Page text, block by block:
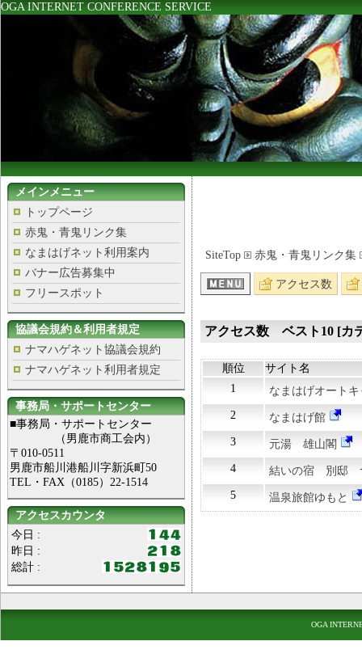
OGA INTERNET CONFERENCE SERVICE
メインメニュー
トップページ
赤鬼・青鬼リンク集
なまはげネット利用案内
バナー広告募集中
フリースポット
協議会規約＆利用者規定
ナマハゲネット協議会規約
ナマハゲネット利用者規定
事務局・サポートセンター
■事務局・サポートセンター
（男鹿市商工会内）
〒010-0511
男鹿市船川港船川字新浜町50
TEL・FAX（0185）22-1514
アクセスカウンタ
今日 :
昨日 :
総計 :
SiteTop 赤鬼・青鬼リンク集
アクセス数
アクセス数 ベスト10 [カ
順位
サイト名
1
なまはげオート
2
なまはげ館
3
元湯 雄山閣
4
結いの宿 別邸
5
温泉旅館ゆもと
OGA